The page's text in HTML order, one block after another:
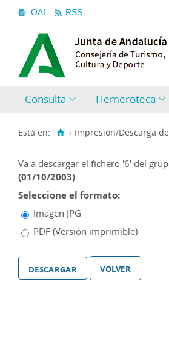
OAI RSS
Consulta Hemeroteca
Está en: › Impresión/Descarga
Va a descargar el fichero '6' del
(01/10/2003)
Seleccione el formato:
Imagen JPG
PDF (Versión imprimible)
volver